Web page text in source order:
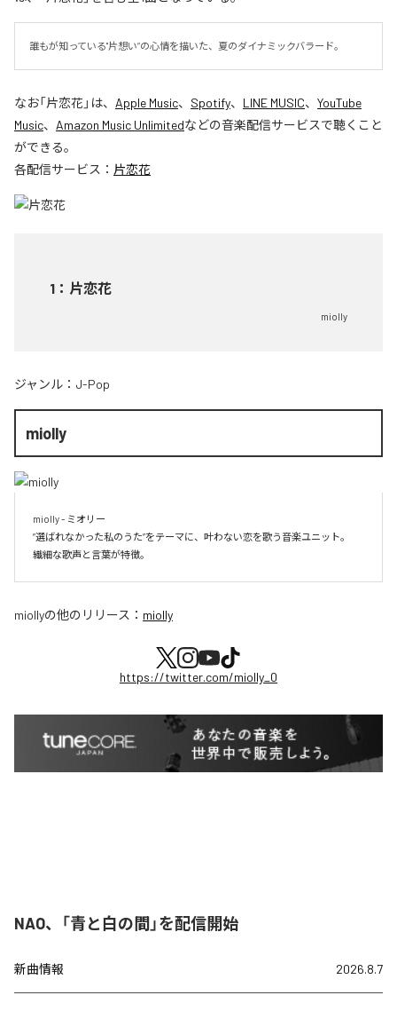
誰もが知っている"片想い”の心情を描いた、夏のダイナミックバラード。
なお「片恋花」は、 Apple Music、 Spotify、 LINE MUSIC、 YouTube
Music、 Amazon Music Unlimitedなどの音楽配信サービスで聴くこと
ができる。
各配信サービス： 片恋花
1 ： 片恋花
miolly
ジャンル： J-Pop
miolly
miolly - ミオリー
”選ばれなかった私のうた”をテーマに、叶わない恋を歌う音楽ユニット。
miollyの他のリリース： miolly
https://twitter.com/miolly_0
NAO、「青と白の間」を配信開始
新曲情報 2026.8.7